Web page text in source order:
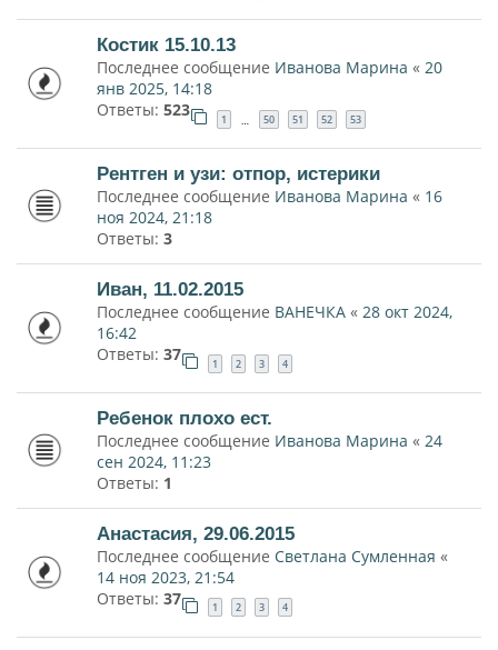
Костик 15.10.13
Последнее сообщение Иванова Марина « 20
янв 2025, 14:18
Ответы: 523 1 … 50 51 52 53
Рентген и узи: отпор, истерики
Последнее сообщение Иванова Марина « 16
ноя 2024, 21:18
Ответы: 3
Иван, 11.02.2015
Последнее сообщение ВАНЕЧКА « 28 окт 2024,
16:42
Ответы: 37 1 2 3 4
Ребенок плохо ест.
Последнее сообщение Иванова Марина « 24
сен 2024, 11:23
Ответы: 1
Анастасия, 29.06.2015
Последнее сообщение Светлана Сумленная «
14 ноя 2023, 21:54
Ответы: 37 1 2 3 4